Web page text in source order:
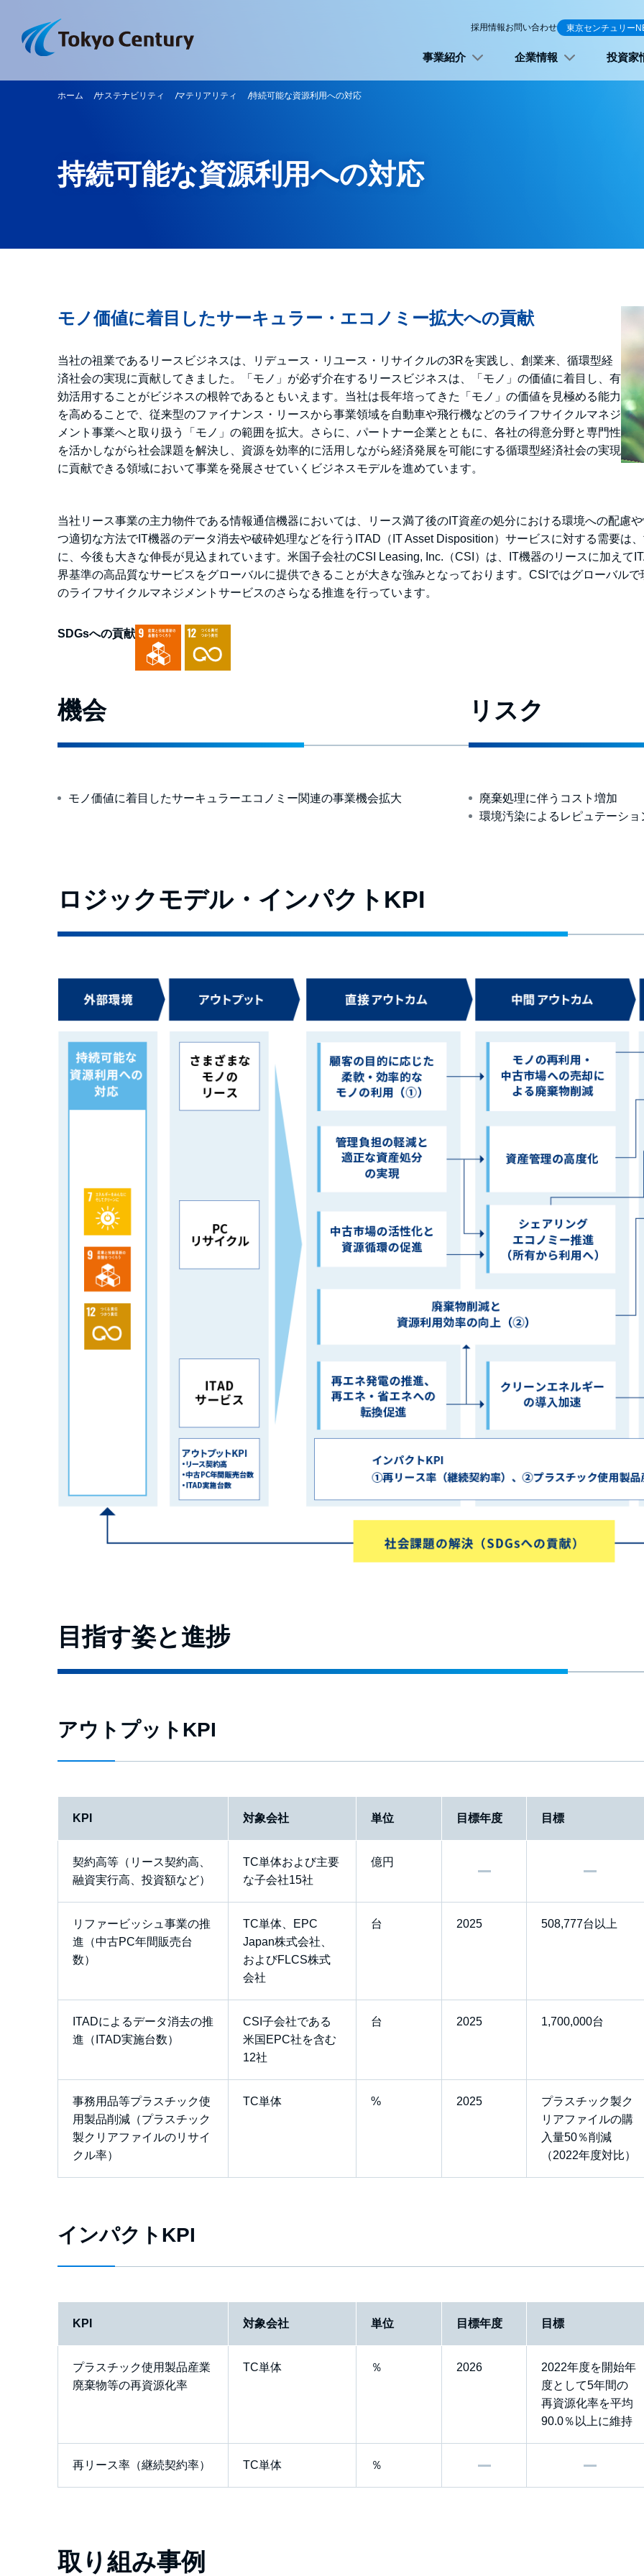
事業紹介 企業情報 投資家
採用情報お問い合わせ 東京センチュリー
ホーム サステナビリティ マテリアリティ 持続可能な資源利用への対応
持続可能な資源利用への対応
モノ価値に着目したサーキュラー・エコノミー拡大への貢献
当社の祖業であるリースビジネスは、リデュース・リユース・リサイクルの3Rを実践し、創業来、循環型経
済社会の実現に貢献してきました。「モノ」が必ず介在するリースビジネスは、「モノ」の価値に着目し、有
効活用することがビジネスの根幹であるともいえます。当社は長年培ってきた「モノ」の価値を見極める能力
を高めることで、従来型のファイナンス・リースから事業領域を自動車や飛行機などのライフサイクルマネジ
メント事業へと取り扱う「モノ」の範囲を拡大。さらに、パートナー企業とともに、各社の得意分野と専門性
を活かしながら社会課題を解決し、資源を効率的に活用しながら経済発展を可能にする循環型経済社会の実現
に貢献できる領域において事業を発展させていくビジネスモデルを進めています。
当社リース事業の主力物件である情報通信機器においては、リース満了後のIT資産の処分における環境への配慮
つ適切な方法でIT機器のデータ消去や破砕処理などを行うITAD（IT Asset Disposition）サービスに対する需要は
に、今後も大きな伸長が見込まれています。米国子会社のCSI Leasing, Inc.（CSI）は、IT機器のリースに加えて
界基準の高品質なサービスをグローバルに提供できることが大きな強みとなっております。CSIではグローバル
のライフサイクルマネジメントサービスのさらなる推進を行っています。
SDGsへの貢献
機会
モノ価値に着目したサーキュラーエコノミー関連の事業機会拡大
リスク
廃棄処理に伴うコスト増加
環境汚染によるレピュテーショ
ロジックモデル・インパクトKPI
目指す姿と進捗
アウトプットKPI
KPI 対象会社 単位 目標年度 目標
契約高等（リース契約高、
融資実行高、投資額など）
TC単体および主要
な子会社15社
億円
リファービッシュ事業の推
進（中古PC年間販売台
数）
TC単体、EPC
Japan株式会社、
およびFLCS株式
会社
台 2025 508,777台以上
ITADによるデータ消去の推
進（ITAD実施台数）
CSI子会社である
米国EPC社を含む
12社
台 2025 1,700,000台
事務用品等プラスチック使
用製品削減（プラスチック
製クリアファイルのリサイ
クル率）
TC単体 % 2025
プラスチック製ク
リアファイルの購
入量50％削減
（2022年度対比）
インパクトKPI
KPI 対象会社 単位 目標年度 目標
プラスチック使用製品産業
廃棄物等の再資源化率
TC単体 ％ 2026
2022年度を開始年
度として5年間の
再資源化率を平均
90.0％以上に維持
再リース率（継続契約率） TC単体 ％
取り組み事例